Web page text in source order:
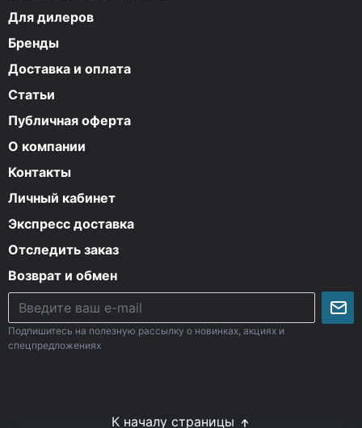
Для дилеров
Бренды
Доставка и оплата
Статьи
Публичная оферта
О компании
Контакты
Личный кабинет
Экспресс доставка
Отследить заказ
Возврат и обмен
Подпишитесь на полезную рассылку о новинках, акциях и
спецпредложениях
К началу страницы